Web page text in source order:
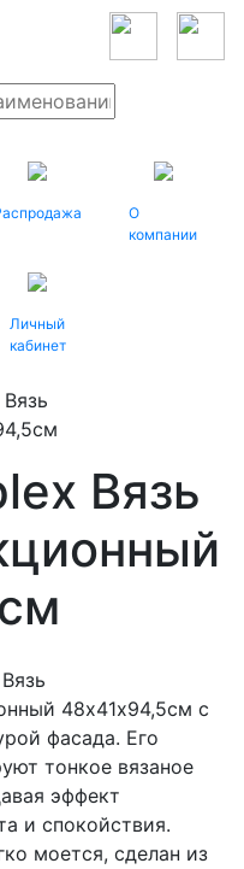
О
компании
Личный
кабинет
Вязь
48х41х94,5см с
фасада. Его
тонкое вязаное
эффект
и спокойствия.
моется, сделан из